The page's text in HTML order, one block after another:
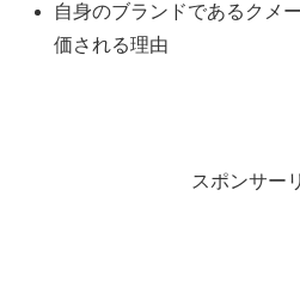
自身のブランドであるクメ
価される理由
スポンサー